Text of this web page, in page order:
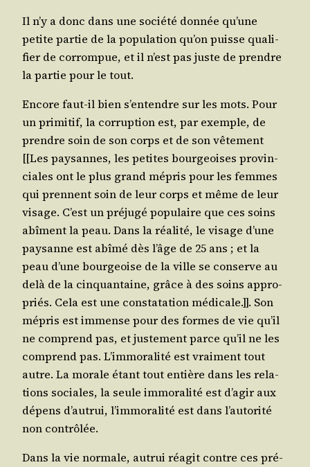
Il n’y a donc dans une socié­té don­née qu’une
petite par­tie de la popu­la­tion qu’on puisse qua­li­
fier de cor­rom­pue, et il n’est pas juste de prendre
la par­tie pour le tout.
Encore faut-il bien s’en­tendre sur les mots. Pour
un pri­mi­tif, la cor­rup­tion est, par exemple, de
prendre soin de son corps et de son vête­ment
[[Les pay­sannes, les petites bour­geoises pro­vin­
ciales ont le plus grand mépris pour les femmes
qui prennent soin de leur corps et même de leur
visage. C’est un pré­ju­gé popu­laire que ces soins
abîment la peau. Dans la réa­li­té, le visage d’une
pay­sanne est abî­mé dès l’âge de 25 ans ; et la
peau d’une bour­geoise de la ville se conserve au
delà de la cin­quan­taine, grâce à des soins appro­
priés. Cela est une consta­ta­tion médi­cale.]]. Son
mépris est immense pour des formes de vie qu’il
ne com­prend pas, et jus­te­ment parce qu’il ne les
com­prend pas. L’im­mo­ra­li­té est vrai­ment tout
autre. La morale étant tout entière dans les rela­
tions sociales, la seule immo­ra­li­té est d’a­gir aux
dépens d’au­trui, l’im­mo­ra­li­té est dans l’au­to­ri­té
non contrôlée.
Dans la vie nor­male, autrui réagit contre ces pré­